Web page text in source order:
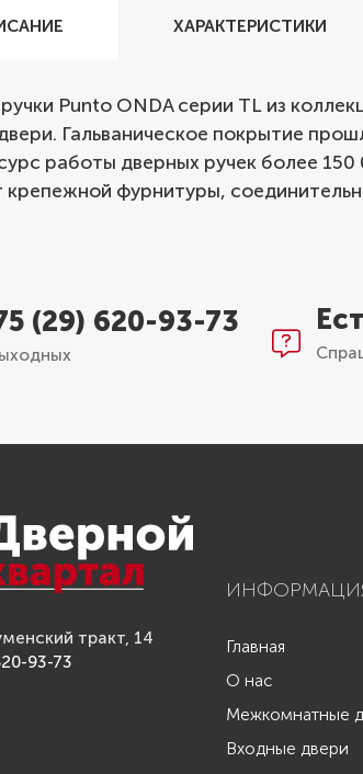
ХАРАКТЕРИСТИКИ
Punto ONDA серии TL из
Гальваническое покрытие
работы дверных ручек более
крепежной фурнитуры,
(29) 620-93-73
тракт, 14
93-73
Главная
О нас
Межкомнатные
Входные двери